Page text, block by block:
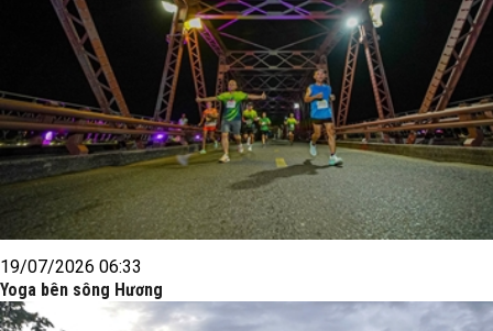
19/07/2026 06:33
Yoga bên sông Hương